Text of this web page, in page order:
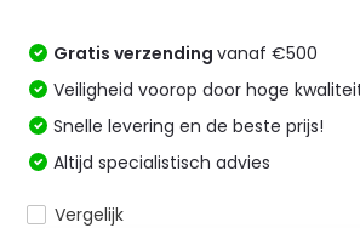
Gratis verzendingvanaf €500
Veiligheid voorop door hoge
Snelle levering en de beste prijs!
Altijd specialistisch advies
Vergelijk